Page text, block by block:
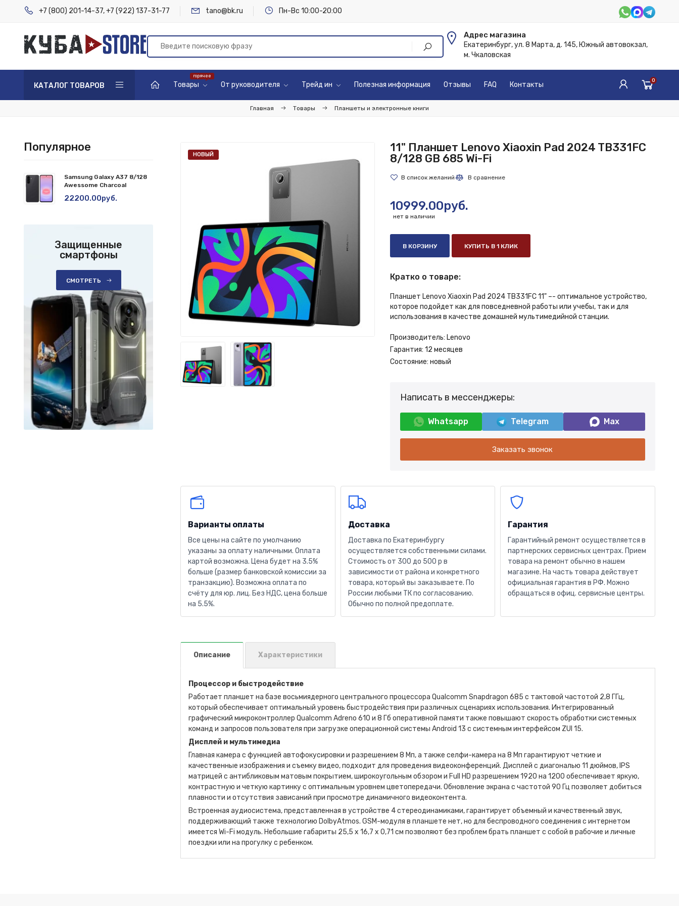
+7 (800) 201-14-37,+7 (922) 137-31-77 tano@bk.ru Пн-Вс 10:00-20:00
Адрес магазина
Екатеринбург, ул. 8 Марта, д. 145, Южный автовокзал,
м. Чкаловская
КАТАЛОГ ТОВАРОВ Товары От руководителя Трейд ин Полезная информация Отзывы FAQ Контакты 0
Главная Товары Планшеты и электронные книги
НОВЫЙ
11" Планшет Lenovo Xiaoxin Pad 2024 TB331FC
8/128 GB 685 Wi-Fi
10999.00руб.
нет в наличии
В КОРЗИНУ КУПИТЬ В 1 КЛИК
Кратко о товаре:
Планшет Lenovo Xiaoxin Pad 2024 TB331FC 11" –- оптимальное устройство,
которое подойдет как для повседневной работы или учебы, так и для
использования в качестве домашней мультимедийной станции.
Производитель: Lenovo
Гарантия: 12 месяцев
Состояние: новый
Написать в мессенджеры:
Whatsapp Telegram Max
Заказать звонок
Варианты оплаты
Все цены на сайте по умолчанию
указаны за оплату наличными. Оплата
картой возможна. Цена будет на 3.5%
больше (размер банковской комиссии за
транзакцию). Возможна оплата по
счёту для юр. лиц. Без НДС, цена больше
на 5.5%.
Доставка
Доставка по Екатеринбургу
осуществляется собственными силами.
Стоимость от 300 до 500 р в
зависимости от района и конкретного
товара, который вы заказываете. По
России любыми ТК по согласованию.
Обычно по полной предоплате.
Гарантия
Гарантийный ремонт осуществляется в
партнерских сервисных центрах. Прием
товара на ремонт обычно в нашем
магазине. На часть товара действует
официальная гарантия в РФ. Можно
обращаться в офиц. сервисные центры.
Описание Характеристики
Процессор и быстродействие
Работает планшет на базе восьмиядерного центрального процессора Qualcomm Snapdragon 685 с тактовой частотой 2,8 ГГц,
который обеспечивает оптимальный уровень быстродействия при различных сценариях использования. Интегрированный
графический микроконтроллер Qualcomm Adreno 610 и 8 Гб оперативной памяти также повышают скорость обработки системных
команд и запросов пользователя при загрузке операционной системы Android 13 с системным интерфейсом ZUI 15.
Дисплей и мультимедиа
Главная камера с функцией автофокусировки и разрешением 8 Мп, а также селфи-камера на 8 Мп гарантируют четкие и
качественные изображения и съемку видео, подходит для проведения видеоконференций. Дисплей с диагональю 11 дюймов, IPS
матрицей с антибликовым матовым покрытием, широкоугольным обзором и Full HD разрешением 1920 на 1200 обеспечивает яркую,
контрастную и четкую картинку с оптимальным уровнем цветопередачи. Обновление экрана с частотой 90 Гц позволяет добиться
плавности и отсутствия зависаний при просмотре динамичного видеоконтента.
Встроенная аудиосистема, представленная в устройстве 4 стереодинамиками, гарантирует объемный и качественный звук,
поддерживающий также технологию DolbyAtmos. GSM-модуля в планшете нет, но для беспроводного соединения с интернетом
имеется Wi-Fi модуль. Небольшие габариты 25,5 х 16,7 х 0,71 см позволяют без проблем брать планшет с собой в рабочие и личные
поездки или на прогулку с ребенком.
Популярное
Samsung Galaxy A37 8/128
Awessome Charcoal
22200.00руб.
Защищенные
смартфоны
СМОТРЕТЬ